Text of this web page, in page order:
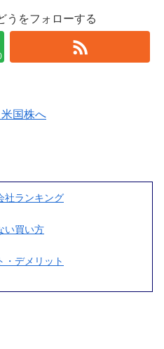
うをフォローする
社ランキング
い買い方
・デメリット